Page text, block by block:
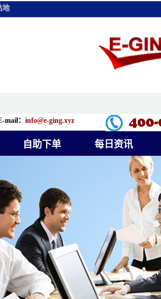
自助下单 每日资讯
mail： info@e-ging.xyz
地